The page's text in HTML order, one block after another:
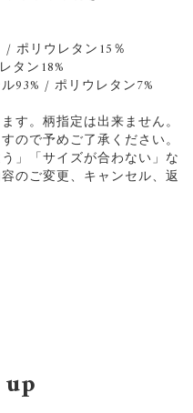
ポリウレタン15％
タン18%
93% / ポリウレタン7%
す。柄指定は出来ません。
ので予めご了承ください。
」「サイズが合わない」な
のご変更、キャンセル、返